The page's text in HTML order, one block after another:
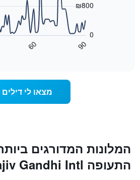
X
המציגים
את
90
60
0
₪800
מצאו לי דילים
המלונות המדורגים
התעופה Rajiv Gandhi Intl